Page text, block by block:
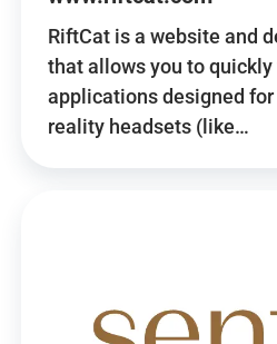
RiftCat is a website and
that allows you to
applications designed
reality headsets (like…